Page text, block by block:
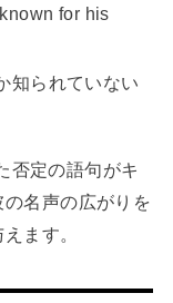
for his
知られていない
否定の語句がキ
名声の広がりを
ます。